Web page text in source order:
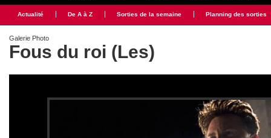
Actualité De A à Z Sorties de la semaine Planning des sorties
Galerie Photo
Fous du roi (Les)